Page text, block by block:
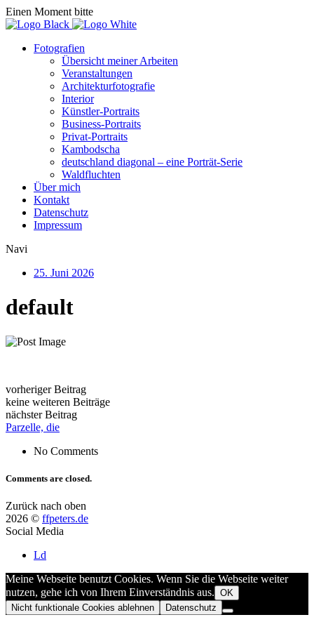
Einen Moment bitte
Fotografien
Übersicht meiner Arbeiten
Veranstaltungen
Architekturfotografie
Interior
Künstler-Portraits
Business-Portraits
Privat-Portraits
Kambodscha
deutschland diagonal – eine Porträt-Serie
Waldfluchten
Über mich
Kontakt
Datenschutz
Impressum
Navi
25. Juni 2026
default
vorheriger Beitrag
keine weiteren Beiträge
nächster Beitrag
Parzelle, die
No Comments
Comments are closed.
Zurück nach oben
2026 © ffpeters.de
Social Media
Ld
Meine Webseite benutzt Cookies. Wenn Sie die Webseite weiter
nutzen, gehe ich von Ihrem Einverständnis aus. OK
Nicht funktionale Cookies ablehnen
Datenschutz